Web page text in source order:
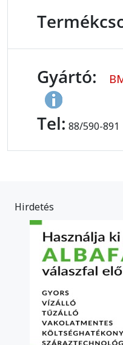
Gyártó:
Tel: 88/590-891
Hirdetés